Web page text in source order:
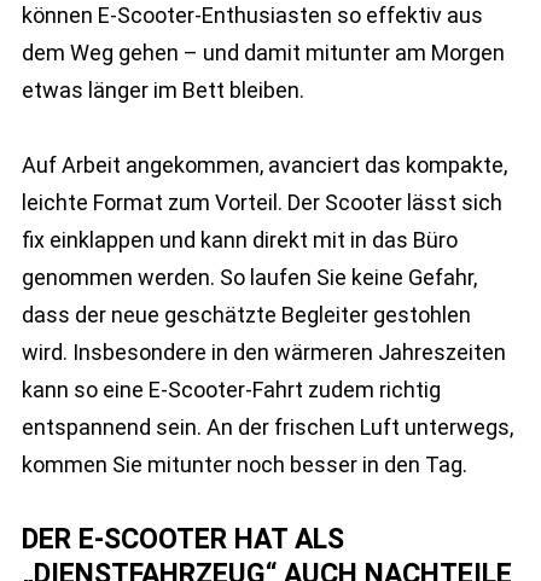
können E-Scooter-Enthusiasten so effektiv aus
dem Weg gehen – und damit mitunter am Morgen
etwas länger im Bett bleiben.
Auf Arbeit angekommen, avanciert das kompakte,
leichte Format zum Vorteil. Der Scooter lässt sich
fix einklappen und kann direkt mit in das Büro
genommen werden. So laufen Sie keine Gefahr,
dass der neue geschätzte Begleiter gestohlen
wird. Insbesondere in den wärmeren Jahreszeiten
kann so eine E-Scooter-Fahrt zudem richtig
entspannend sein. An der frischen Luft unterwegs,
kommen Sie mitunter noch besser in den Tag.
DER E-SCOOTER HAT ALS
„DIENSTFAHRZEUG“ AUCH NACHTEILE